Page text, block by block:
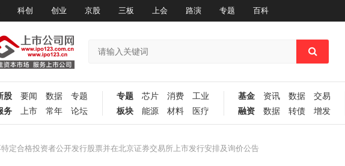
科创 创业 京股 三板 上会 路演 专题 百科
股 要闻 数据
专题
务
上市 常年 论坛
专题 芯片 消费
工业
板块
能源 材料 医疗
基金 资讯 数据
交易
融资
数据 转债 增发
定合格投资者公开发行股票并在北京证券交易所上市发行安排及询价公告